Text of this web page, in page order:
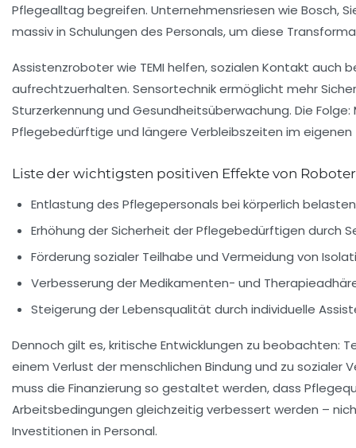
Pflegealltag begreifen. Unternehmensriesen wie Bosch,
massiv in Schulungen des Personals, um diese
Assistenzroboter wie TEMI helfen, sozialen Kontakt auch
aufrechtzuerhalten. Sensortechnik ermöglicht mehr
Sturzerkennung und Gesundheitsüberwachung. Die
Pflegebedürftige und längere Verbleibszeiten im eigenen
Liste der wichtigsten positiven Effekte von
Entlastung des Pflegepersonals bei körperlich
Erhöhung der Sicherheit der Pflegebedürftigen durch
Förderung sozialer Teilhabe und Vermeidung von
Verbesserung der Medikamenten- und
Steigerung der Lebensqualität durch individuelle
Dennoch gilt es, kritische Entwicklungen zu beobachten:
einem Verlust der menschlichen Bindung und zu sozialer
muss die Finanzierung so gestaltet werden, dass
Arbeitsbedingungen gleichzeitig verbessert werden –
Investitionen in Personal.